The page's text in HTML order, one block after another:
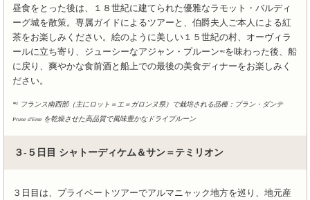
昼食をとった後は、１８世紀に建てられた優雅なラモット・バルディ
ーグ城を散策。専属ガイドによるツアーと、伯爵夫人ご本人による紅
茶をお楽しみください。絵のように美しい１５世紀の村、オーヴィラ
ールに立ち寄り、ジューシーなアジャン・プルーン*¹を味わった後、船
に戻り、爽やかな食前酒と船上での最後の美食ディナーをお楽しみく
ださい。
*¹ フランス南西部（主にロット＝エ＝ガロンヌ県）で栽培される品種：プラン・ダンテ
Prune d'Ente を乾燥させた高品質で風味豊かなドライプルーン
３-５日目 シャトーディケム＆サン＝テミリオン
３日目は、プライベートツアーでアルマニャック地方を巡り、地元産